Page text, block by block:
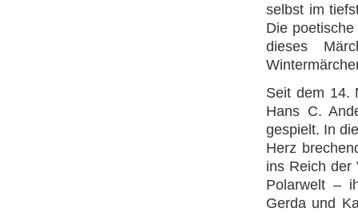
selbst im
Die
dieses
Seit dem 14.
Hans C.
gespielt. In
Herz
ins Reich der
Polarwelt –
Gerda und